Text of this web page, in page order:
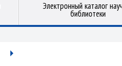
Электронный каталог
библиотеки